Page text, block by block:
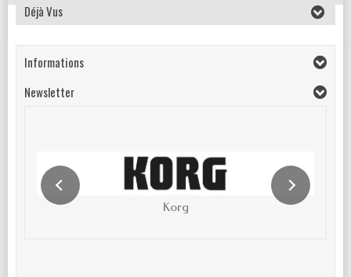
Déjà Vus
Informations
Newsletter
Korg